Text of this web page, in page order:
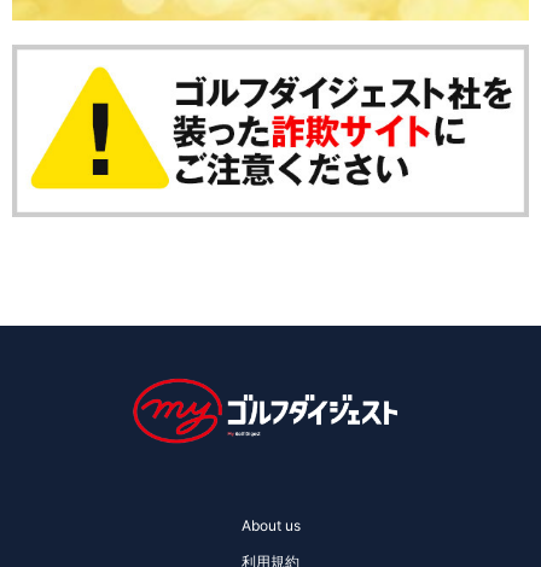
About us
利用規約